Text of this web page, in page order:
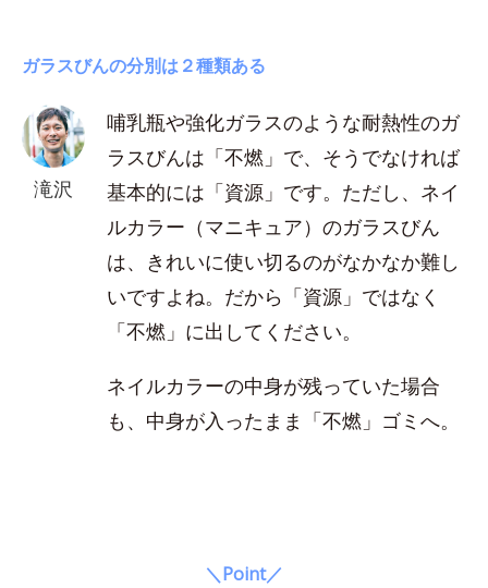
ガラスびんの分別は２種類ある
滝沢
哺乳瓶や強化ガラスのような耐熱性のガ
ラスびんは「不燃」で、そうでなければ
基本的には「資源」です。ただし、ネイ
ルカラー（マニキュア）のガラスびん
は、きれいに使い切るのがなかなか難し
いですよね。だから「資源」ではなく
「不燃」に出してください。
ネイルカラーの中身が残っていた場合
も、中身が入ったまま「不燃」ゴミへ。
＼Point／